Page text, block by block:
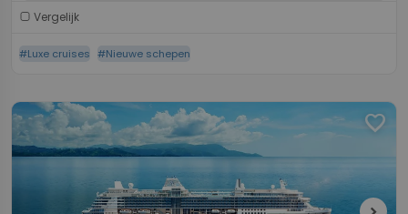
Vergelijk
#Luxe cruises #Nieuwe schepen
favorite